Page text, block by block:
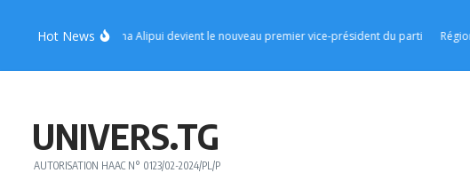
Hot News
UFC : le ministre Sèna Alipui devient le nouveau premier vice-président du parti Région
UNIVERS.TG
AUTORISATION HAAC N° 0123/02-2024/PL/P